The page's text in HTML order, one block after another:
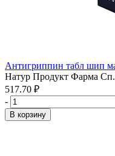
Антигриппин табл шип
Натур Продукт Фарма
517.70 ₽
-
В корзину